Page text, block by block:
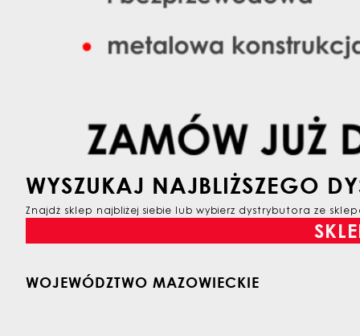
WYSZUKAJ NAJBLIŻSZEGO
Znajdż sklep najbliżej siebie lub wybierz dystrybutora ze
WOJEWÓDZTWO MAZOWIECKIE